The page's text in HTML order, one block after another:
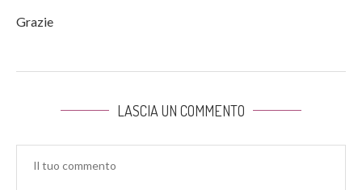
Grazie
LASCIA UN COMMENTO